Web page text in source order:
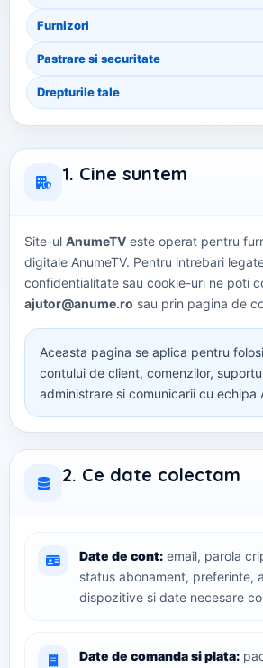
Furnizori
Pastrare si securitate
Drepturile tale
1. Cine suntem
Site-ul AnumeTV este operat pentru
digitale AnumeTV. Pentru intrebari
confidentialitate sau cookie-uri ne poti
ajutor@anume.ro sau prin pagina de
Aceasta pagina se aplica pentru
contului de client, comenzilor,
administrare si comunicarii cu echipa
2. Ce date colectam
Date de cont: email, parola
status abonament, preferinte,
dispozitive si date necesare
Date de comanda si plata: